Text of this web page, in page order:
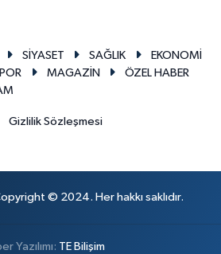
SİYASET SAĞLIK
EKONOMİ
MAGAZİN
ÖZEL HABER
Gizlilik Sözleşmesi
© 2024. Her hakkı saklıdır.
Yazılımı: TE Bilişim